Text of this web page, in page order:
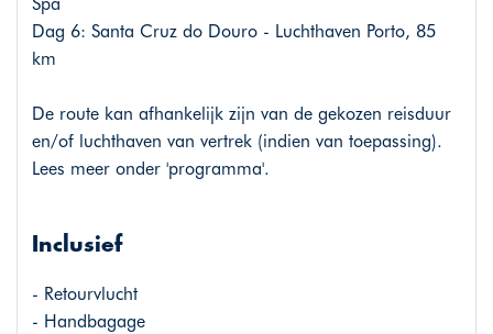
Dag 6: Santa Cruz do Douro - Luchthaven Porto, 85
km
De route kan afhankelijk zijn van de gekozen reisduur
en/of luchthaven van vertrek (indien van toepassing).
Lees meer onder 'programma'.
Inclusief
- Retourvlucht
- Handbagage